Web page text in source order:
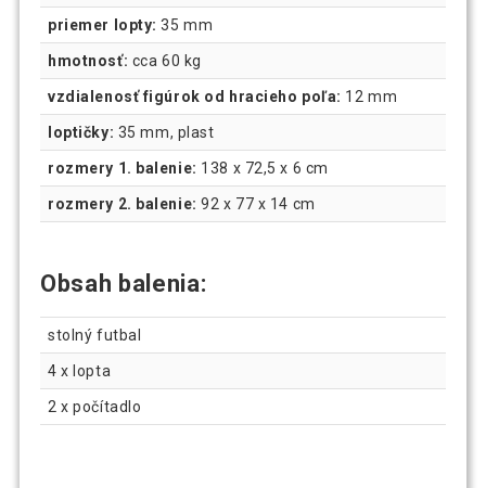
priemer lopty: 35 mm
hmotnosť: cca 60 kg
vzdialenosť figúrok od hracieho poľa: 12 mm
loptičky: 35 mm, plast
rozmery 1. balenie: 138 x 72,5 x 6 cm
rozmery 2. balenie: 92 x 77 x 14 cm
Obsah balenia:
stolný futbal
4 x lopta
2 x počítadlo